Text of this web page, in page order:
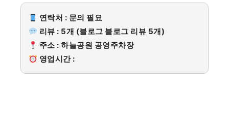
연락처 : 문의 필요
리뷰 : 5개 (블로그 블로그 리뷰 5개)
주소 : 하늘공원 공영주차장
영업시간 :